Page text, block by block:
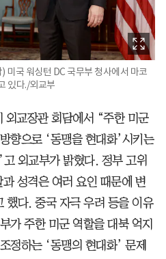
미국 워싱턴 DC 국무부 청사에서 마코
있다./외교부
외교장관 회담에서 “주한 미군
향으로 ‘동맹을 현대화’시키는
외교부가 밝혔다. 정부 고위
성격은 여러 요인 때문에 변
했다. 중국 자극 우려 등을 이유
가 주한 미군 역할을 대북 억지
정하는 ‘동맹의 현대화’ 문제